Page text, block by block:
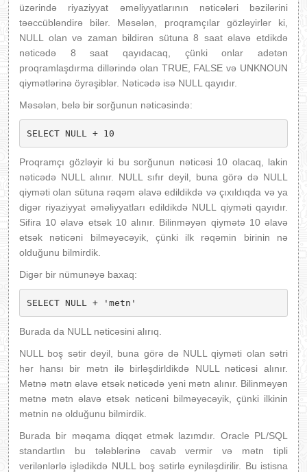
üzərində riyaziyyat əməliyyatlarının nəticələri bəzilərini
təəccübləndirə bilər. Məsələn, proqramçılar gözləyirlər ki,
NULL olan və zaman bildirən sütuna 8 saat əlavə etdikdə
nəticədə 8 saat qayıdacaq, çünki onlar adətən
proqramlaşdırma dillərində olan TRUE, FALSE və UNKNOUN
qiymətlərinə öyrəşiblər. Nəticədə isə NULL qayıdır.
Məsələn, belə bir sorğunun nəticəsində:
SELECT NULL + 10
Proqramçı gözləyir ki bu sorğunun nəticəsi 10 olacaq, lakin
nəticədə NULL alınır. NULL sıfır deyil, buna görə də NULL
qiyməti olan sütuna rəqəm əlavə edildikdə və çıxıldıqda və ya
digər riyaziyyat əməliyyatları edildikdə NULL qiyməti qayıdır.
Sifira 10 əlavə etsək 10 alınır. Bilinməyən qiymətə 10 əlavə
etsək nəticəni bilməyəcəyik, çünki ilk rəqəmin birinin nə
olduğunu bilmirdik.
Digər bir nümunəyə baxaq:
SELECT NULL + 'metn'
Burada da NULL nəticəsini alırıq.
NULL boş sətir deyil, buna görə də NULL qiyməti olan sətri
hər hansı bir mətn ilə birləşdirldikdə NULL nəticəsi alınır.
Mətnə mətn əlavə etsək nəticədə yeni mətn alınır. Bilinməyən
mətnə mətn əlavə etsək nəticəni bilməyəcəyik, çünki ilkinin
mətnin nə olduğunu bilmirdik.
Burada bir məqama diqqət etmək lazımdır. Oracle PL/SQL
standartlın bu tələblərinə cavab vermir və mətn tipli
verilənlərlə işlədikdə NULL boş sətirlə eyniləşdirilir. Bu istisna